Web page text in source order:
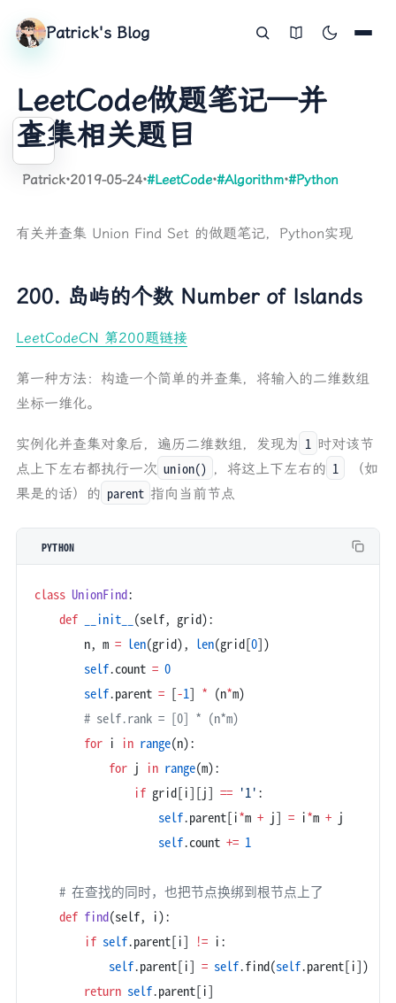
Patrick's Blog
LeetCode做题笔记—并
查集相关题目
Patrick·2019-05-24·#LeetCode·#Algorithm·#Python
547. 朋友圈 Friend Circles
有关并查集 Union Find Set 的做题笔记，Python实现
200. 岛屿的个数 Number of Islands
LeetCodeCN 第200题链接
第一种方法：构造一个简单的并查集，将输入的二维数组
坐标一维化。
实例化并查集对象后，遍历二维数组，发现为 1 时对该节
点上下左右都执行一次 union() ，将这上下左右的 1
（如
果是的话）的 parent 指向当前节点
PYTHON
class UnionFind:
    def
__init__ (self, grid):
        n, m
= len(grid), len(grid[0])
        self
.count = 0
        self
.parent = [-1] * (n*m)
        # self.rank = [0] * (n*m)
        for
i in range(n):
            for
j in range(m):
                if
grid[i][j] == '1':
                    self
.parent[i*m + j] = i*m + j
                    self
.count += 1
    # 在查找的同时，也把节点换绑到根节点上了
    def
find(self, i):
        if
self.parent[i] != i:
            self
.parent[i] = self.find(self.parent[i])
        return
self.parent[i]